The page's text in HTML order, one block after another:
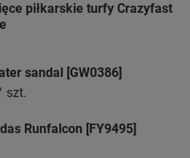
piłkarskie turfy Crazyfast
sandal [GW0386]
szt.
Runfalcon [FY9495]